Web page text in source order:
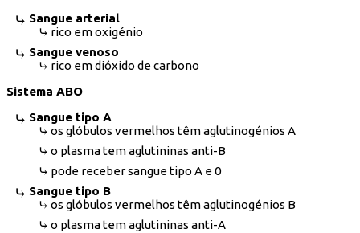
Sangue arterial
rico em oxigénio
Sangue venoso
rico em dióxido de carbono
Sistema ABO
Sangue tipo A
os glóbulos vermelhos têm aglutinogénios A
o plasma tem aglutininas anti-B
pode receber sangue tipo A e 0
Sangue tipo B
os glóbulos vermelhos têm aglutinogénios B
o plasma tem aglutininas anti-A